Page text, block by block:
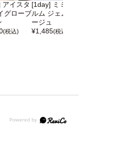
アイスタ
グローブ
(税込)
[1day] ミミシャ
ルム ジェムグレ
ージュ
¥1,485(税込)